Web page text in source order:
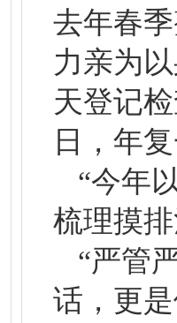
去年春
力亲为
天登记
日，年
“今年
梳理摸
“严管
话，更